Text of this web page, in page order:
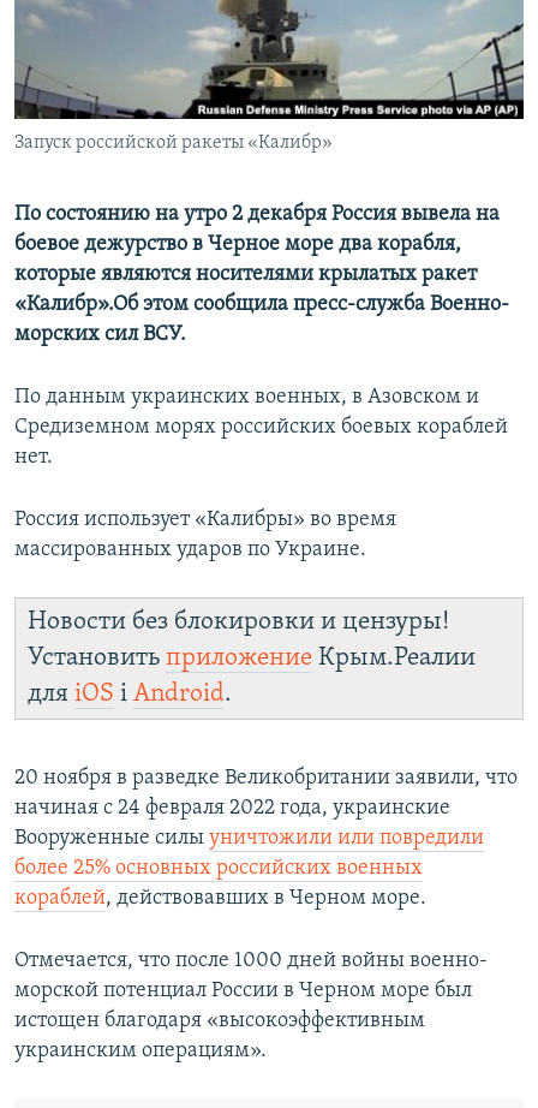
ПОБЕДИТЕЛЕЙ НЕ СУДЯТ?
КРЫМ.НЕПОКОРЕННЫЙ
ELIFBE
УКРАИНСКАЯ ПРОБЛЕМА КРЫМА
ПРИСОЕДИНЯЙТЕСЬ!
Запуск российской ракеты «Калибр»
По состоянию на утро 2 декабря Россия вывела на
боевое дежурство в Черное море два корабля,
которые являются носителями крылатых ракет
«Калибр».Об этом сообщила пресс-служба Военно-
морских сил ВСУ.
По данным украинских военных, в Азовском и
Средиземном морях российских боевых кораблей
нет.
Россия использует «Калибры» во время
массированных ударов по Украине.
Новости без блокировки и цензуры!
Установить приложение Крым.Реалии
для iOS і Android.
20 ноября в разведке Великобритании заявили, что
начиная с 24 февраля 2022 года, украинские
Вооруженные силы уничтожили или повредили
более 25% основных российских военных
кораблей, действовавших в Черном море.
Отмечается, что после 1000 дней войны военно-
морской потенциал России в Черном море был
истощен благодаря «высокоэффективным
украинским операциям».